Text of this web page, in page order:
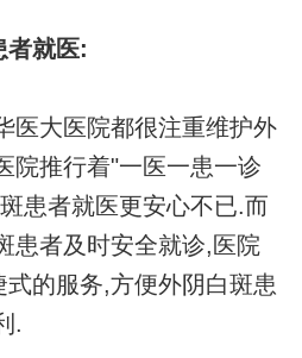
者就医:
大医院都很注重维护外
院推行着"一医一患一诊
患者就医更安心不已.而
患者及时安全就诊,医院
的服务,方便外阴白斑患
.